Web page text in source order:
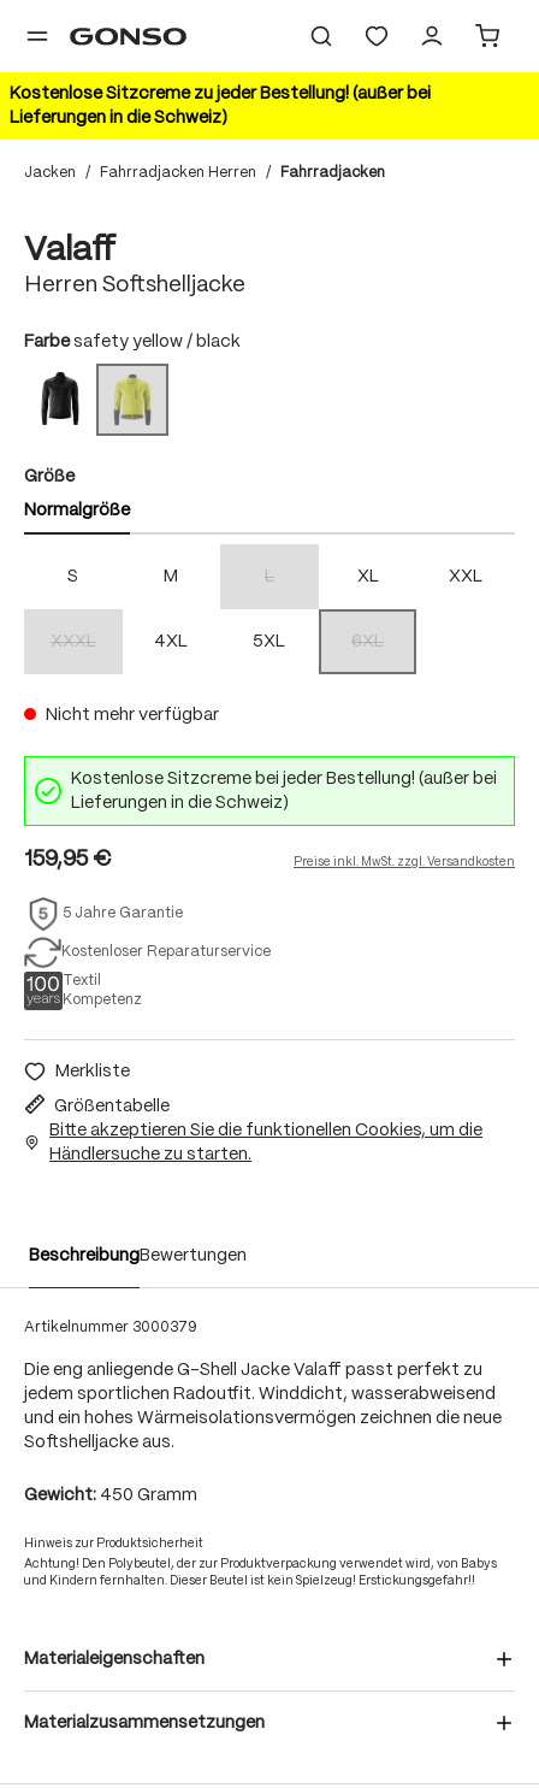
springen
Kostenlose Sitzcreme zu jeder Bestellung! (außer bei
Lieferungen in die Schweiz)
Jacken / Fahrradjacken Herren / Fahrradjacken
Valaff
Herren Softshelljacke
Farbeauswählen
safety yellow / black
black/blacksafety yellow / black
(Diese Option ist zurzeit nicht verfügbar.)
Größeauswählen
Normalgröße
S M L XL XXL
XXXL 4XL 5XL 6XL
Nicht mehr verfügbar
Kostenlose Sitzcreme bei jeder Bestellung! (außer bei
Lieferungen in die Schweiz)
159,95 € Preise inkl. MwSt. zzgl. Versandkosten
5 Jahre Garantie
Kostenloser Reparaturservice
Textil
Kompetenz
Merkliste
Größentabelle
Bitte akzeptieren Sie die funktionellen Cookies, um die
Händlersuche zu starten.
BeschreibungBewertungen
Artikelnummer 3000379
Die eng anliegende G-Shell Jacke Valaff passt perfekt zu
jedem sportlichen Radoutfit. Winddicht, wasserabweisend
und ein hohes Wärmeisolationsvermögen zeichnen die neue
Softshelljacke aus.
Gewicht: 450 Gramm
Hinweis zur Produktsicherheit
Achtung! Den Polybeutel, der zur Produktverpackung verwendet wird, von Babys
und Kindern fernhalten. Dieser Beutel ist kein Spielzeug! Erstickungsgefahr!!
Materialeigenschaften
Materialzusammensetzungen